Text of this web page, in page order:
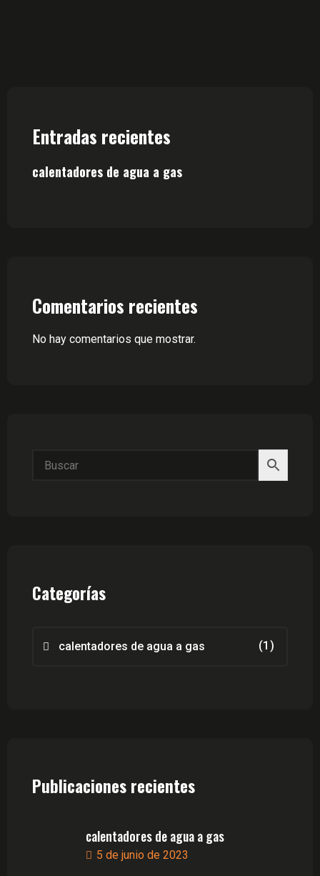
Entradas recientes
calentadores de agua a gas
Comentarios recientes
No hay comentarios que mostrar.
Categorías
calentadores de agua a gas (1)
Publicaciones recientes
calentadores de agua a gas
5 de junio de 2023